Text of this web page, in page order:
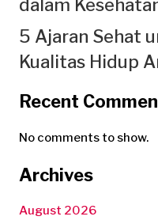
dalam
5 Ajaran Sehat
Kualitas Hidup
Recent
No comments to show.
Archives
August 2026